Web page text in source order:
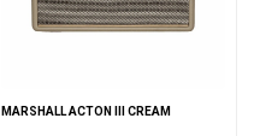
MARSHALL ACTON III CREAM